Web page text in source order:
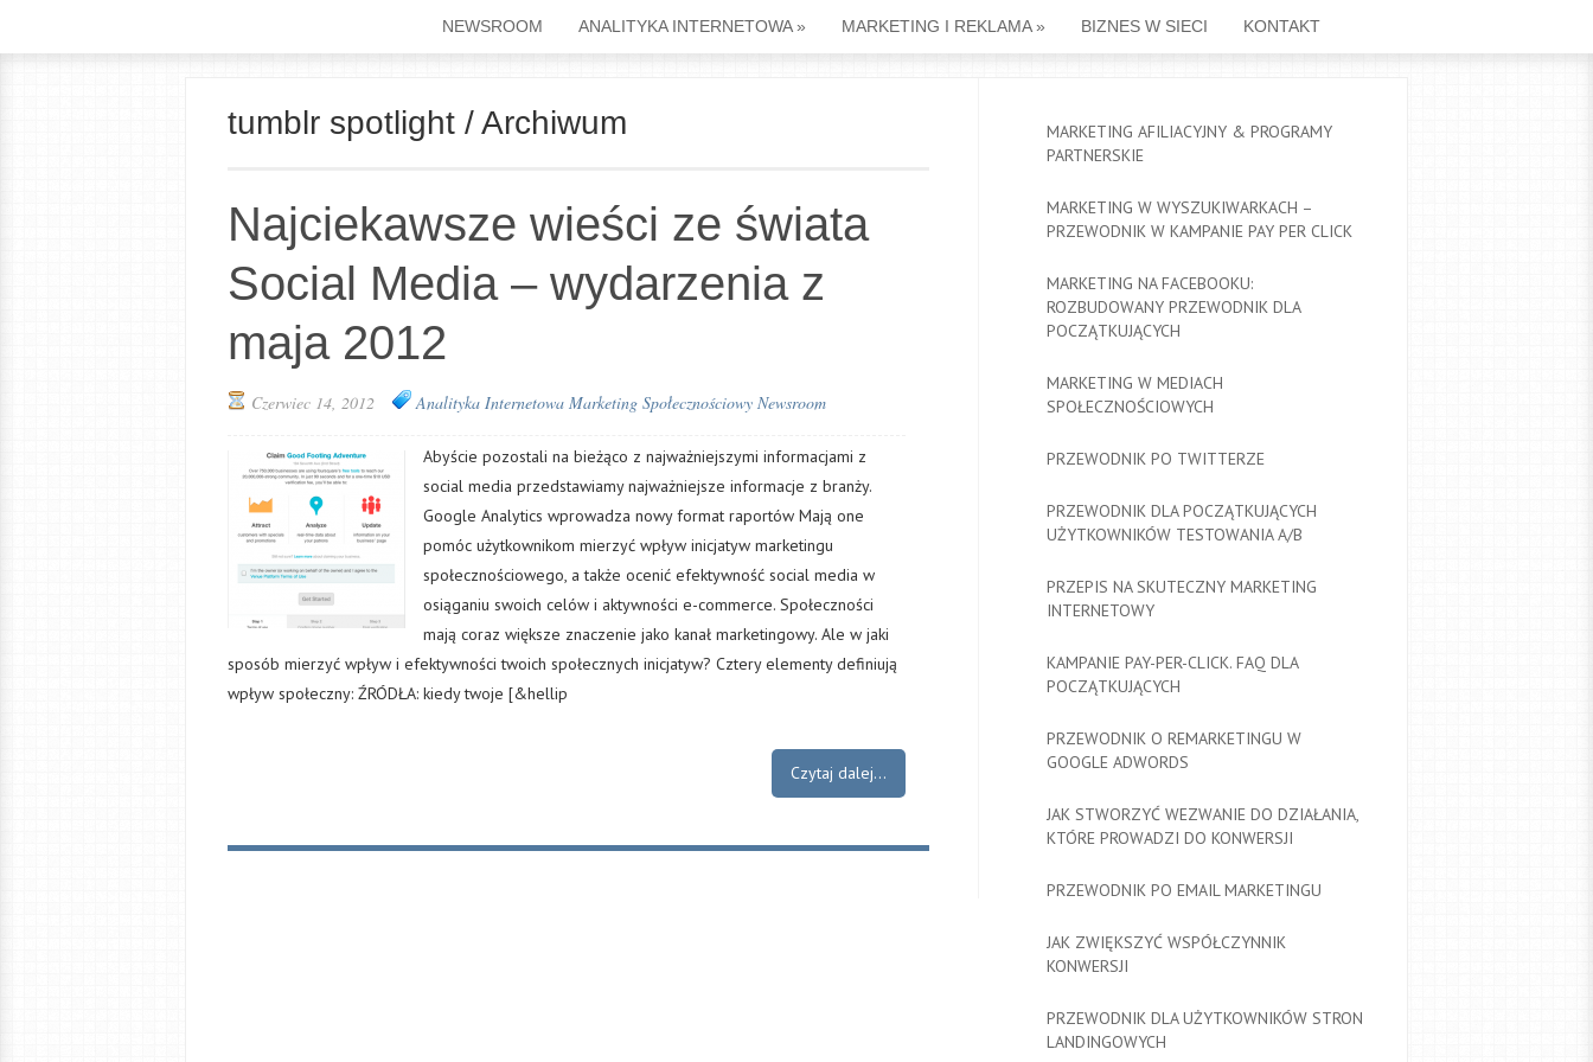
NEWSROOM ANALITYKA INTERNETOWA» MARKETING I REKLAMA» BIZNES W SIECI KONTAKT
tumblr spotlight / Archiwum
Najciekawsze wieści ze świata
Social Media – wydarzenia z
maja 2012
Czerwiec 14, 2012 Analityka Internetowa Marketing Społecznościowy Newsroom
Abyście pozostali na bieżąco z najważniejszymi informacjami z
social media przedstawiamy najważniejsze informacje z branży.
Google Analytics wprowadza nowy format raportów Мają one
pomóc użytkownikom mierzyć wpływ inicjatyw marketingu
społecznościowego, a także ocenić efektywność social media w
osiąganiu swoich celów i aktywności e-commerce. Społeczności
mają coraz większe znaczenie jako kanał marketingowy. Ale w jaki
sposób mierzyć wpływ i efektywności twoich społecznych inicjatyw? Cztery elementy definiują
wpływ społeczny: ŹRÓDŁA: kiedy twoje [&hellip
Czytaj dalej...
MARKETING AFILIACYJNY & PROGRAMY
PARTNERSKIE
MARKETING W WYSZUKIWARKACH –
PRZEWODNIK W KAMPANIE PAY PER CLICK
MARKETING NA FACEBOOKU:
ROZBUDOWANY PRZEWODNIK DLA
POCZĄTKUJĄCYCH
MARKETING W MEDIACH
SPOŁECZNOŚCIOWYCH
PRZEWODNIK PO TWITTERZE
PRZEWODNIK DLA POCZĄTKUJĄCYCH
UŻYTKOWNIKÓW TESTOWANIA A/B
PRZEPIS NA SKUTECZNY MARKETING
INTERNETOWY
KAMPANIE PAY-PER-CLICK. FAQ DLA
POCZĄTKUJĄCYCH
PRZEWODNIK O REMARKETINGU W
GOOGLE ADWORDS
JAK STWORZYĆ WEZWANIE DO DZIAŁANIA,
KTÓRE PROWADZI DO KONWERSJI
PRZEWODNIK PO EMAIL MARKETINGU
JAK ZWIĘKSZYĆ WSPÓŁCZYNNIK
KONWERSJI
PRZEWODNIK DLA UŻYTKOWNIKÓW STRON
LANDINGOWYCH